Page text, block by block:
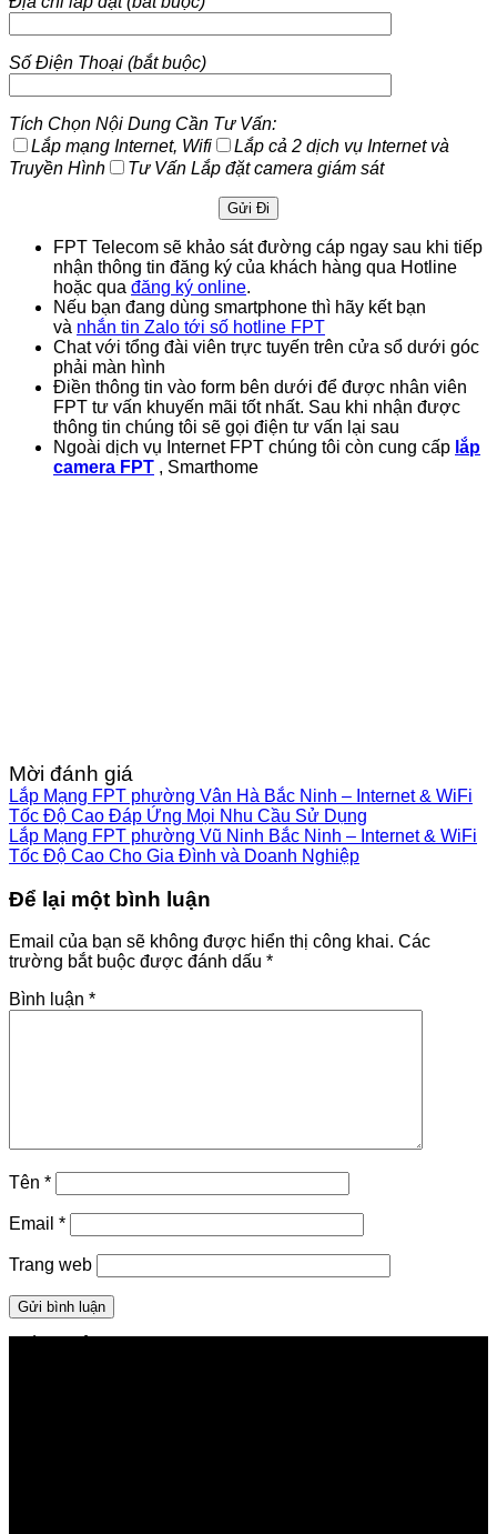
Số Điện Thoại (bắt buộc)
Tích Chọn Nội Dung Cần Tư Vấn:
Lắp mạng Internet, Wifi
Lắp cả 2 dịch vụ Internet và
Truyền Hình
Tư Vấn Lắp đặt camera giám sát
FPT Telecom sẽ khảo sát đường cáp ngay sau khi tiếp
nhận thông tin đăng ký của khách hàng qua Hotline
hoặc qua đăng ký online.
Nếu bạn đang dùng smartphone thì hãy kết bạn
và nhắn tin Zalo tới số hotline FPT
Chat với tổng đài viên trực tuyến trên cửa sổ dưới góc
phải màn hình
Điền thông tin vào form bên dưới để được nhân viên
FPT tư vấn khuyến mãi tốt nhất. Sau khi nhận được
thông tin chúng tôi sẽ gọi điện tư vấn lại sau
Ngoài dịch vụ Internet FPT chúng tôi còn cung cấp lắp
camera FPT , Smarthome
Mời đánh giá
Lắp Mạng FPT phường Vân Hà Bắc Ninh – Internet & WiFi
Tốc Độ Cao Đáp Ứng Mọi Nhu Cầu Sử Dụng
Lắp Mạng FPT phường Vũ Ninh Bắc Ninh – Internet & WiFi
Tốc Độ Cao Cho Gia Đình và Doanh Nghiệp
Để lại một bình luận
Email của bạn sẽ không được hiển thị công khai. Các
trường bắt buộc được đánh dấu *
Bình luận *
Tên *
Email *
Trang web